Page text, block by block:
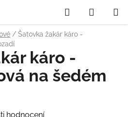
Hledat
KOŠÍK
/ Šatovka žakár káro -
káro -
na šedém
hodnocení